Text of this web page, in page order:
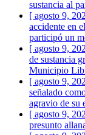
sustancia al
[ agosto 9,
accidente en
participó un
[ agosto 9,
de sustancia
Municipio
[ agosto 9,
señalado
agravio de su
[ agosto 9,
presunto